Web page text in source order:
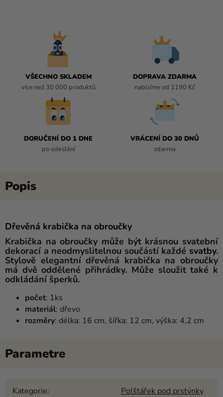
VŠECHNO SKLADEM
více než 30 000 produktů
DOPRAVA ZDARMA
nabízíme od 1190 Kč
DORUČENÍ DO 1 DNE
po odeslání
VRÁCENÍ DO 30 DNŮ
zdarma
Dřevěná krabička na obroučky
Krabička na obroučky může být krásnou svatební
dekorací a neodmyslitelnou součástí každé svatby.
Stylově elegantní dřevěná krabička na obroučky
má dvě oddělené přihrádky. Může sloužit také k
odkládání šperků.
počet: 1ks
materiál: dřevo
rozměry: délka: 16 cm, šířka: 12 cm, výška: 4,2 cm
Kategorie: Polštářek pod prstýnky